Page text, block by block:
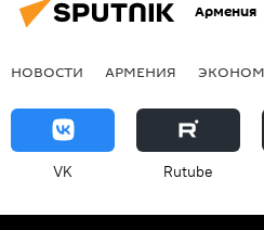
Армения
НОВОСТИ АРМЕНИЯ
VK Rutube